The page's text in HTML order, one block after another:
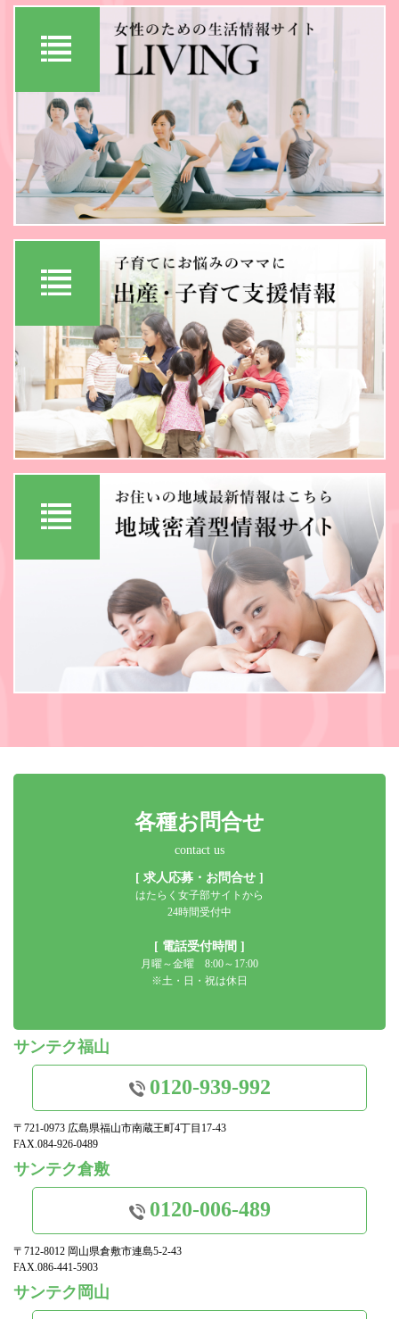
各種お問合せ
contact us
[ 求人応募・お問合せ ]
はたらく女子部サイトから
24時間受付中
[ 電話受付時間 ]
月曜～金曜 8:00～17:00
※土・日・祝は休日
サンテク福山
0120-939-992
〒721-0973 広島県福山市南蔵王町4丁目17-43
FAX.084-926-0489
サンテク倉敷
0120-006-489
〒712-8012 岡山県倉敷市連島5-2-43
FAX.086-441-5903
サンテク岡山